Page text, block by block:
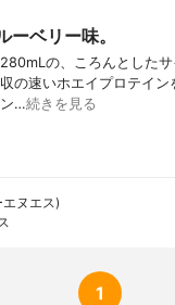
ーベリー味。
の、ころんとした
の速いホエイプロテイン
…続きを見る
ヌエス)
1